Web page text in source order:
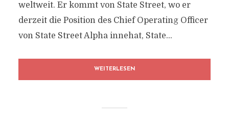
weltweit. Er kommt von State Street, wo er
derzeit die Position des Chief Operating Officer
von State Street Alpha innehat, State...
WEITERLESEN